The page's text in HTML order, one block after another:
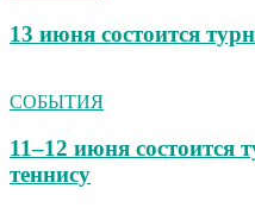
13 июня состоится
СОБЫТИЯ
11–12 июня состоится
теннису